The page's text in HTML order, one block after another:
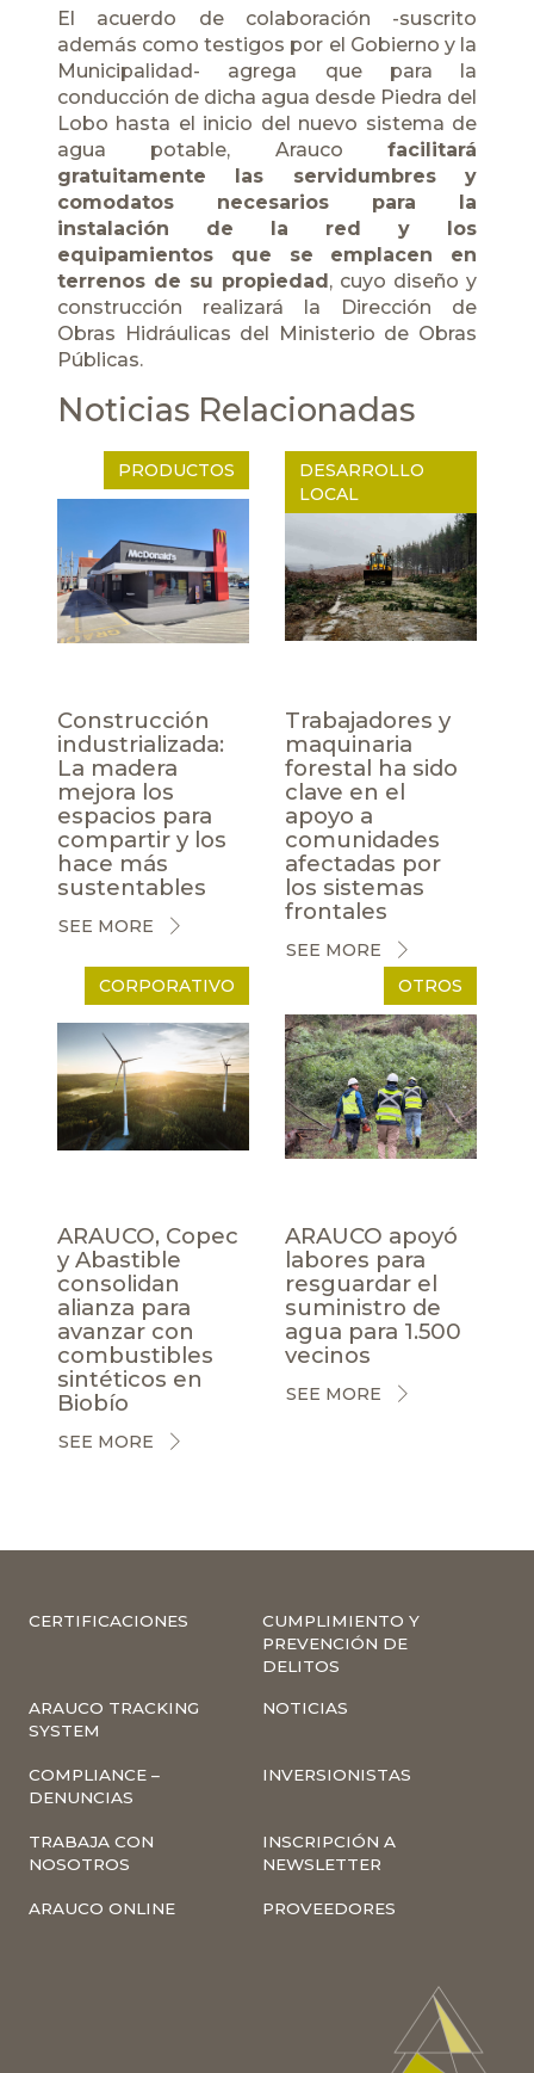
El acuerdo de colaboración -suscrito
además como testigos por el Gobierno y la
Municipalidad- agrega que para la
conducción de dicha agua desde Piedra del
Lobo hasta el inicio del nuevo sistema de
agua potable, Arauco facilitará
gratuitamente las servidumbres y
comodatos necesarios para la
instalación de la red y los
equipamientos que se emplacen en
terrenos de su propiedad, cuyo diseño y
construcción realizará la Dirección de
Obras Hidráulicas del Ministerio de Obras
Públicas.
Noticias Relacionadas
PRODUCTOS
Construcción
industrializada:
La madera
mejora los
espacios para
compartir y los
hace más
sustentables
SEE MORE
DESARROLLO
LOCAL
Trabajadores y
maquinaria
forestal ha sido
clave en el
apoyo a
comunidades
afectadas por
los sistemas
frontales
SEE MORE
CORPORATIVO
ARAUCO, Copec
y Abastible
consolidan
alianza para
avanzar con
combustibles
sintéticos en
Biobío
SEE MORE
OTROS
ARAUCO apoyó
labores para
resguardar el
suministro de
agua para 1.500
vecinos
SEE MORE
CERTIFICACIONES
CUMPLIMIENTO Y
PREVENCIÓN DE
DELITOS
ARAUCO TRACKING
SYSTEM
NOTICIAS
COMPLIANCE –
DENUNCIAS
INVERSIONISTAS
TRABAJA CON
NOSOTROS
INSCRIPCIÓN A
NEWSLETTER
ARAUCO ONLINE PROVEEDORES